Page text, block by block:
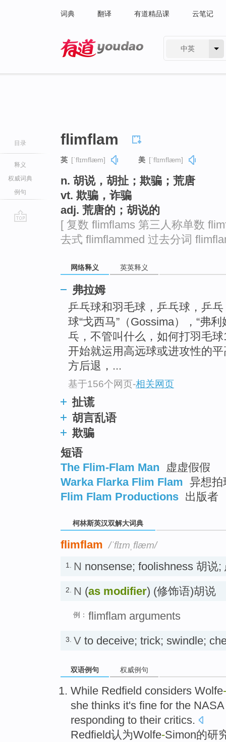
词典 翻译 有道精品课 云笔记
中英
目录
释义
权威词典
例句
flimflam
英 [ˈflɪmflæm] 美 [ˈflɪmflæm]
n. 胡说，胡扯；欺骗；荒唐
vt. 欺骗，诈骗
adj. 荒唐的；胡说的
[ 复数 flimflams 第三人称单数
去式 flimflammed 过去分词
网络释义 英英释义
弗拉姆
乒乓球和羽毛球，乒乓球，乒
球“戈西马”（Gossima），“弗
乓，不管叫什么，如何打羽毛
开始就运用高远球或进攻性的
方后退，...
基于156个网页-相关网页
扯谎
胡言乱语
欺骗
短语
The Flim-Flam Man
虚虚假假
Warka Flarka Flim Flam 异想拍
Flim Flam Productions 出版者
柯林斯英汉双解大词典
flimflam /ˈflɪmˌflæm/
1. N nonsense; foolishness 胡说;
2. N (as modifier) (修饰语)胡说
例： flimflam arguments
3. V to deceive; trick; swindle;
双语例句 权威例句
While Redfield considers Wolfe-
she thinks it's fine for the NASA
responding to their critics.
Redfield认为Wolfe-Simon的研